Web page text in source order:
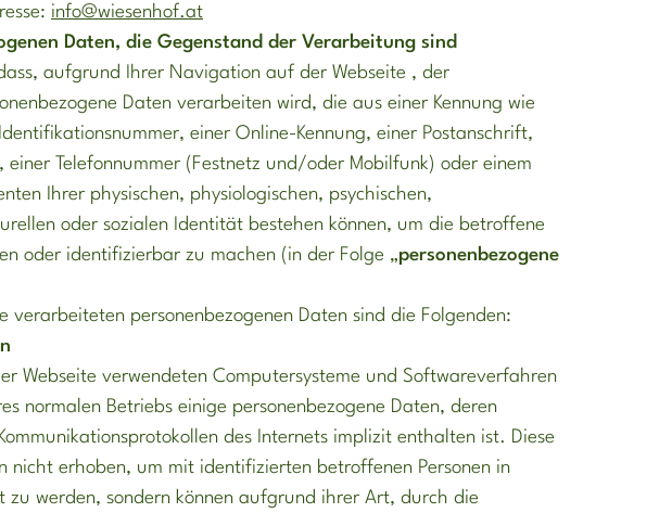
info@wiesenhof.at
Daten, die Gegenstand der Verarbeitung sind
aufgrund Ihrer Navigation auf der Webseite , der
Daten verarbeiten wird, die aus einer Kennung wie
einer Online-Kennung, einer Postanschrift,
einer Telefonnummer (Festnetz und/oder Mobilfunk) oder einem
Ihrer physischen, physiologischen, psychischen,
oder sozialen Identität bestehen können, um die betroffene
oder identifizierbar zu machen (in der Folge „personenbezogene
verarbeiteten personenbezogenen Daten sind die Folgenden:
Webseite verwendeten Computersysteme und Softwareverfahren
normalen Betriebs einige personenbezogene Daten, deren
des Internets implizit enthalten ist. Diese
nicht erhoben, um mit identifizierten betroffenen Personen in
zu werden, sondern können aufgrund ihrer Art, durch die